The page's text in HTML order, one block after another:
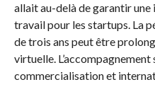
allait au-delà de garantir
travail pour les startups. La
de trois ans peut être
virtuelle.
commercialisation et